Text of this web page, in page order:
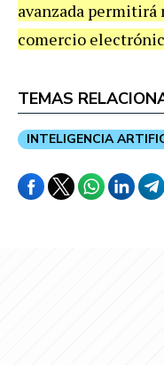
avanzada permitirá
comercio
TEMAS
INTELIGENCIA